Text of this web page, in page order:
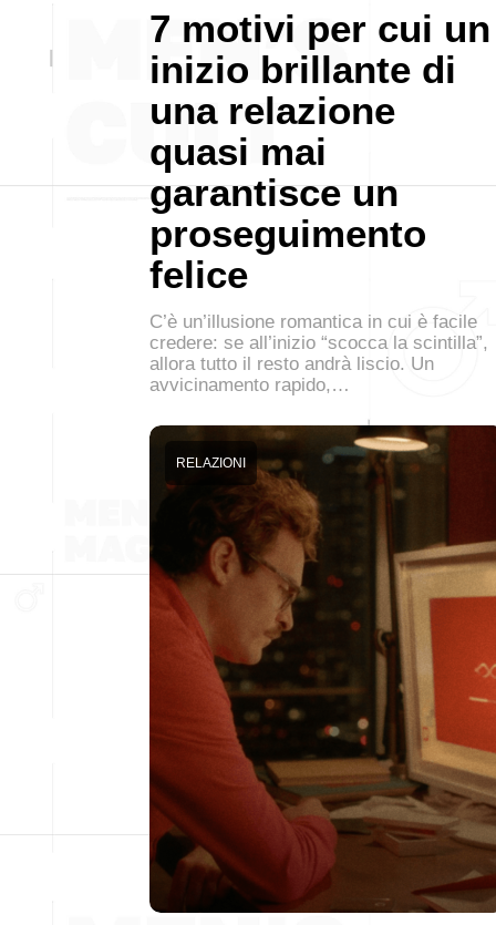
7 motivi per cui un
inizio brillante di
una relazione
quasi mai
garantisce un
proseguimento
felice
C’è un’illusione romantica in cui è facile
credere: se all’inizio “scocca la scintilla”,
allora tutto il resto andrà liscio. Un
avvicinamento rapido,…
RELAZIONI